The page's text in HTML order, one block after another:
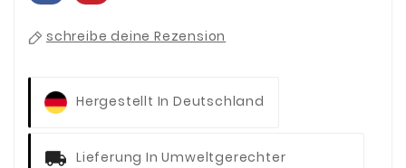
schreibe deine Rezension
Hergestellt In Deutschland
Lieferung In Umweltgerechter